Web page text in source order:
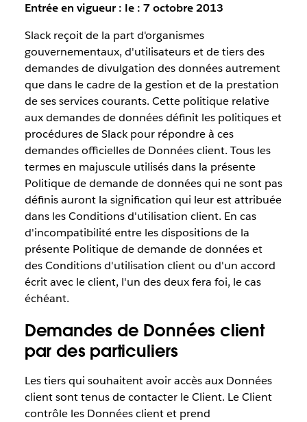
Entrée en vigueur : le : 7 octobre 2013
Slack reçoit de la part d'organismes
gouvernementaux, d'utilisateurs et de tiers des
demandes de divulgation des données autrement
que dans le cadre de la gestion et de la prestation
de ses services courants. Cette politique relative
aux demandes de données définit les politiques et
procédures de Slack pour répondre à ces
demandes officielles de Données client. Tous les
termes en majuscule utilisés dans la présente
Politique de demande de données qui ne sont pas
définis auront la signification qui leur est attribuée
dans les Conditions d'utilisation client. En cas
d'incompatibilité entre les dispositions de la
présente Politique de demande de données et
des Conditions d'utilisation client ou d'un accord
écrit avec le client, l'un des deux fera foi, le cas
échéant.
Demandes de Données client
par des particuliers
Les tiers qui souhaitent avoir accès aux Données
client sont tenus de contacter le Client. Le Client
contrôle les Données client et prend